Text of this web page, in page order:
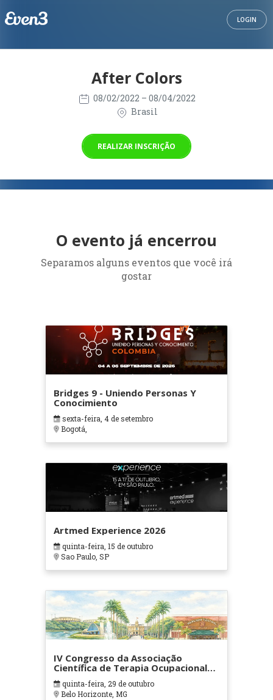
LOGIN
After Colors
08/02/2022 – 08/04/2022
Brasil
REALIZAR INSCRIÇÃO
O evento já encerrou
Separamos alguns eventos que você irá
gostar
Bridges 9 - Uniendo Personas Y
Conocimiento
sexta-feira, 4 de setembro
Bogotá,
Artmed Experience 2026
quinta-feira, 15 de outubro
Sao Paulo, SP
IV Congresso da Associação
Científica de Terapia Ocupacional
em Contextos Hospitalares e
Cuidados Paliativos - ATOHOSP
quinta-feira, 29 de outubro
Belo Horizonte, MG